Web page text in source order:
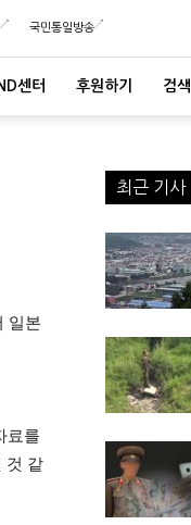
국민통일방송
센터 후원하기 검색
일본
료를
것 같
최근 기사